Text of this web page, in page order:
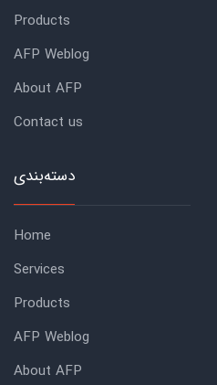
Products
AFP Weblog
About AFP
Contact us
دسته‌بندی
Home
Services
Products
AFP Weblog
About AFP